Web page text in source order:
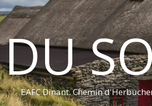
EAFC Dinant. Chemin